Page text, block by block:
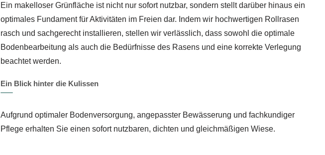
Ein makelloser Grünfläche ist nicht nur sofort nutzbar, sondern stellt darüber hinaus ein
optimales Fundament für Aktivitäten im Freien dar. Indem wir hochwertigen Rollrasen
rasch und sachgerecht installieren, stellen wir verlässlich, dass sowohl die optimale
Bodenbearbeitung als auch die Bedürfnisse des Rasens und eine korrekte Verlegung
beachtet werden.
Ein Blick hinter die Kulissen
Aufgrund optimaler Bodenversorgung, angepasster Bewässerung und fachkundiger
Pflege erhalten Sie einen sofort nutzbaren, dichten und gleichmäßigen Wiese.